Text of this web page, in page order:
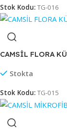
Stok Kodu: TG-016
CAMSİL FLORA
Stokta
Stok Kodu: TG-015